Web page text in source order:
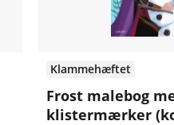
Klammehæftet
Frost malebog
klistermærker